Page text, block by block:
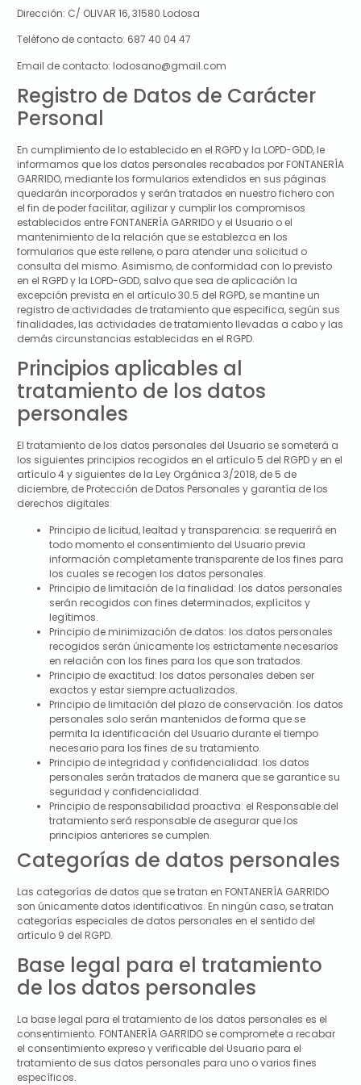
Dirección: C/ OLIVAR 16, 31580 Lodosa
Teléfono de contacto: 687 40 04 47
Email de contacto: lodosano@gmail.com
Registro de Datos de Carácter
Personal
En cumplimiento de lo establecido en el RGPD y la LOPD-GDD, le
informamos que los datos personales recabados por FONTANERÍA
GARRIDO, mediante los formularios extendidos en sus páginas
quedarán incorporados y serán tratados en nuestro fichero con
el fin de poder facilitar, agilizar y cumplir los compromisos
establecidos entre FONTANERÍA GARRIDOy el Usuario o el
mantenimiento de la relación que se establezca en los
formularios que este rellene, o para atender una solicitud o
consulta del mismo. Asimismo, de conformidad con lo previsto
en el RGPD y la LOPD-GDD, salvo que sea de aplicación la
excepción prevista en el artículo 30.5 del RGPD, se mantine un
registro de actividades de tratamiento que especifica, según sus
finalidades, las actividades de tratamiento llevadas a cabo y las
demás circunstancias establecidas en el RGPD.
Principios aplicables al
tratamiento de los datos
personales
El tratamiento de los datos personales del Usuario se someterá a
los siguientes principios recogidos en el artículo 5 del RGPD y en el
artículo 4 y siguientes de la Ley Orgánica 3/2018, de 5 de
diciembre, de Protección de Datos Personales y garantía de los
derechos digitales:
Principio de licitud, lealtad y transparencia: se requerirá en
todo momento el consentimiento del Usuario previa
información completamente transparente de los fines para
los cuales se recogen los datos personales.
Principio de limitación de la finalidad: los datos personales
serán recogidos con fines determinados, explícitos y
legítimos.
Principio de minimización de datos: los datos personales
recogidos serán únicamente los estrictamente necesarios
en relación con los fines para los que son tratados.
Principio de exactitud: los datos personales deben ser
exactos y estar siempre actualizados.
Principio de limitación del plazo de conservación: los datos
personales solo serán mantenidos de forma que se
permita la identificación del Usuario durante el tiempo
necesario para los fines de su tratamiento.
Principio de integridad y confidencialidad: los datos
personales serán tratados de manera que se garantice su
seguridad y confidencialidad.
Principio de responsabilidad proactiva: el Responsable del
tratamiento será responsable de asegurar que los
principios anteriores se cumplen.
Categorías de datos personales
Las categorías de datos que se tratan en FONTANERÍA GARRIDO
son únicamente datos identificativos. En ningún caso, se tratan
categorías especiales de datos personales en el sentido del
artículo 9 del RGPD.
Base legal para el tratamiento
de los datos personales
La base legal para el tratamiento de los datos personales es el
consentimiento. FONTANERÍA GARRIDOse compromete a recabar
el consentimiento expreso y verificable del Usuario para el
tratamiento de sus datos personales para uno o varios fines
específicos.